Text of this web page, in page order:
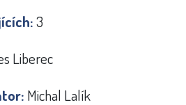
3
Liberec
Michal Lalík